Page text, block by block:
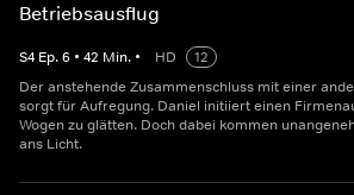
Betriebsausflug
S4 Ep.6 • 42 Min. • HD
12
Der anstehende Zusammenschluss mit einer
sorgt für Aufregung. Daniel initiiert einen
Wogen zu glätten. Doch dabei kommen
ans Licht.